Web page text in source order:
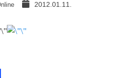
2012.01.11.